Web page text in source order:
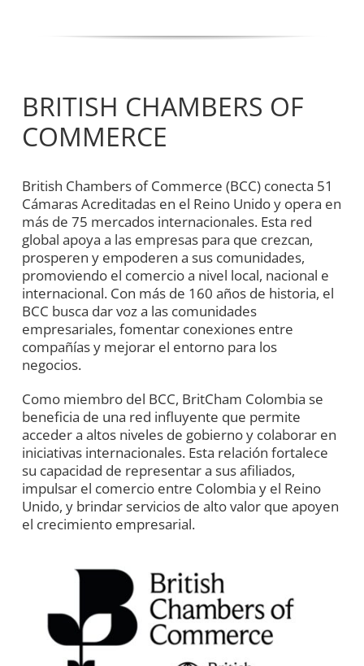
BRITISH CHAMBERS OF
COMMERCE
British Chambers of Commerce (BCC) conecta 51
Cámaras Acreditadas en el Reino Unido y opera en
más de 75 mercados internacionales. Esta red
global apoya a las empresas para que crezcan,
prosperen y empoderen a sus comunidades,
promoviendo el comercio a nivel local, nacional e
internacional. Con más de 160 años de historia, el
BCC busca dar voz a las comunidades
empresariales, fomentar conexiones entre
compañías y mejorar el entorno para los
negocios.
Como miembro del BCC, BritCham Colombia se
beneficia de una red influyente que permite
acceder a altos niveles de gobierno y colaborar en
iniciativas internacionales. Esta relación fortalece
su capacidad de representar a sus afiliados,
impulsar el comercio entre Colombia y el Reino
Unido, y brindar servicios de alto valor que apoyen
el crecimiento empresarial.